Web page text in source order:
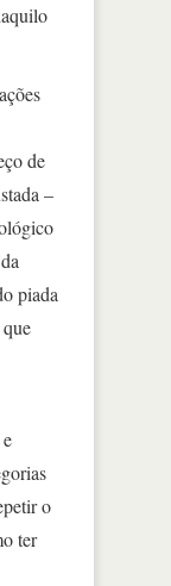
de
–
piada
o
ter